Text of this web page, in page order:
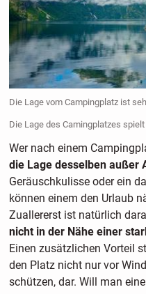
Die Lage vom Campingplatz ist
Die Lage des Camingplatzes
Wer nach einem
die Lage desselben außer
Geräuschkulisse oder ein
können einem den Urlaub
Zuallererst ist natürlich
nicht in der Nähe einer
Einen zusätzlichen Vorteil
den Platz nicht nur vor
schützen, dar. Will man